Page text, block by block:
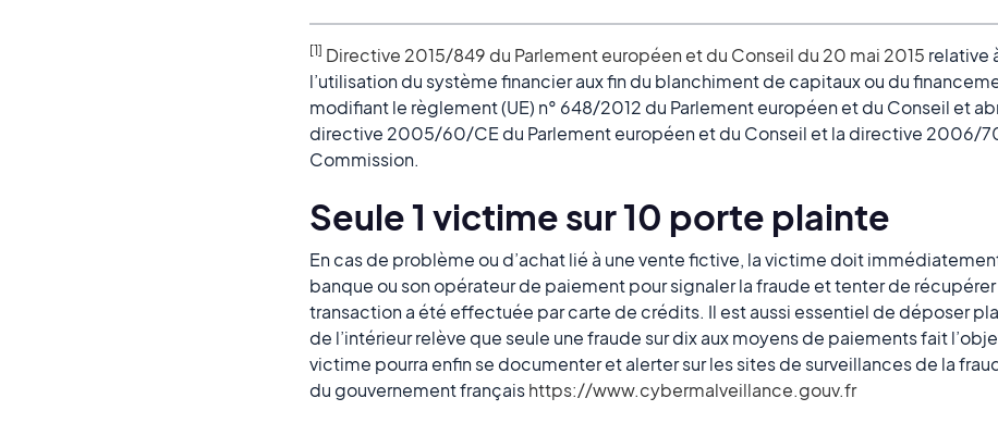
[1] Directive 2015/849 du Parlement européen et du Conseil du 20 mai 2015 relative
l’utilisation du système financier aux fin du blanchiment de capitaux ou du
modifiant le règlement (UE) n° 648/2012 du Parlement européen et du Conseil et
directive 2005/60/CE du Parlement européen et du Conseil et la directive 2006/
Commission.
Seule 1 victime sur 10 porte plainte
En cas de problème ou d’achat lié à une vente fictive, la victime doit
banque ou son opérateur de paiement pour signaler la fraude et tenter de récupérer
transaction a été effectuée par carte de crédits. Il est aussi essentiel de déposer
de l’intérieur relève que seule une fraude sur dix aux moyens de paiements fait
victime pourra enfin se documenter et alerter sur les sites de surveillances de la
du gouvernement françaishttps://www.cybermalveillance.gouv.fr